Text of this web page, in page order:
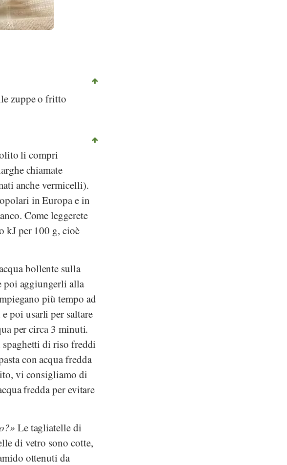
zuppe o fritto
li compri
chiamate
anche vermicelli).
in Europa e in
Come leggerete
kJ per 100 g, cioè
bollente sulla
poi aggiungerli alla
più tempo ad
poi usarli per saltare
per circa 3 minuti.
di riso freddi
con acqua fredda
vi consigliamo di
fredda per evitare
Le tagliatelle di
di vetro sono cotte,
ottenuti da